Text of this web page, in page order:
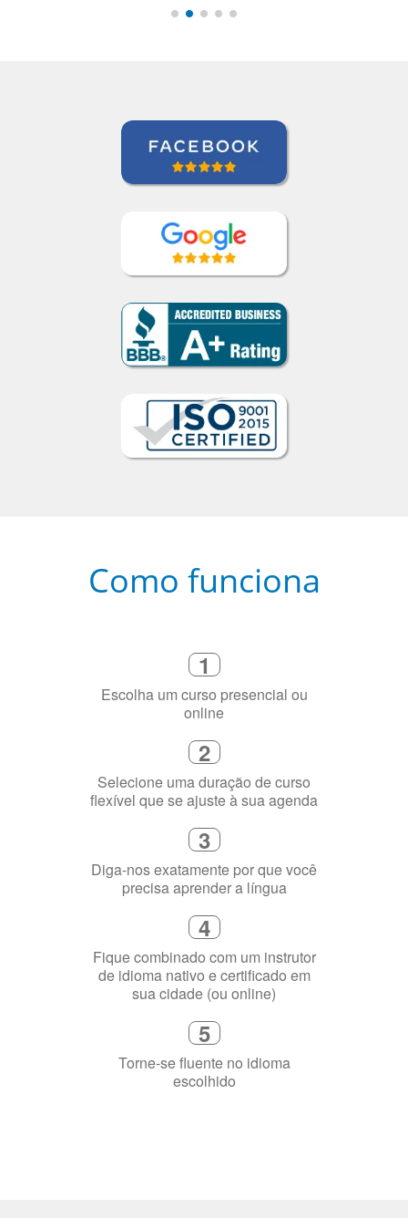
Como funciona
Escolha um curso presencial ou
online
Selecione uma duração de curso
flexível que se ajuste à sua agenda
Diga-nos exatamente por que você
precisa aprender a língua
Fique combinado com um instrutor
de idioma nativo e certificado em
sua cidade (ou online)
5
Torne-se fluente no idioma
escolhido